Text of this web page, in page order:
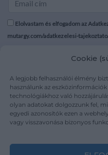
Cookie
A legjobb felhasználói élmény
használunk az
technológiákhoz való
olyan adatokat dolgozzunk fel,
egyedi azonosítók ezen a
vagy visszavonása bizonyos
Elolvastam és elfogadom az
mutargy.com/adatkezelesi-
Karrier
Kapcsolat